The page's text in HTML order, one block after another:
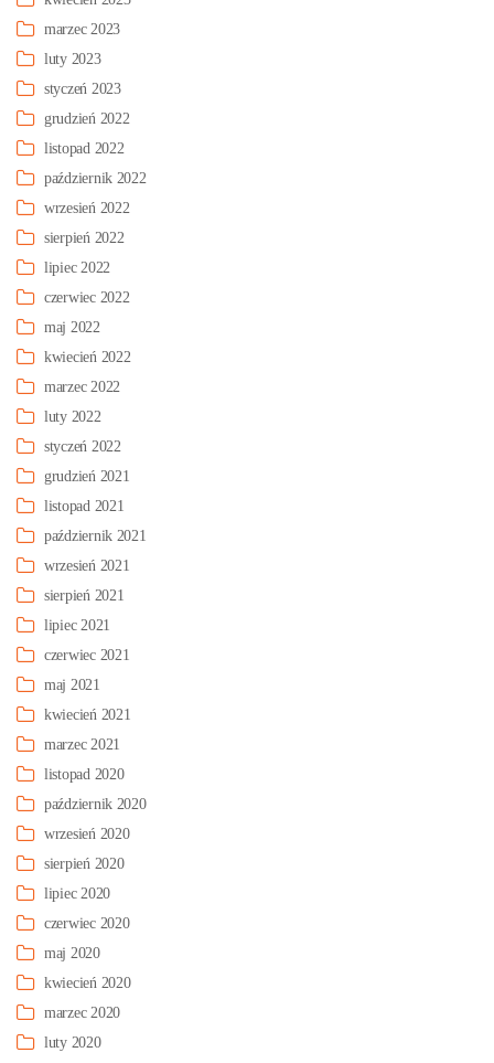
marzec 2023
luty 2023
styczeń 2023
grudzień 2022
listopad 2022
październik 2022
wrzesień 2022
sierpień 2022
lipiec 2022
czerwiec 2022
maj 2022
kwiecień 2022
marzec 2022
luty 2022
styczeń 2022
grudzień 2021
listopad 2021
październik 2021
wrzesień 2021
sierpień 2021
lipiec 2021
czerwiec 2021
maj 2021
kwiecień 2021
marzec 2021
listopad 2020
październik 2020
wrzesień 2020
sierpień 2020
lipiec 2020
czerwiec 2020
maj 2020
kwiecień 2020
marzec 2020
luty 2020